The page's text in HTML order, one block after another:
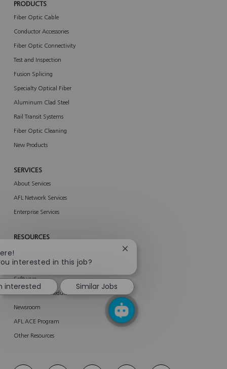
PRODUCTS
Fiber Optic Cable
Conductor Accessories
Fiber Optic Connectivity
Test and Inspection
Fusion Splicing
Specialty Optical Fiber
Aluminum Clad Steel
Rail Transit Systems
Fiber Optic Cleaning
New Products
SERVICES
About Services
AFL Network Services
Enterprise Services
RESOURCES
AFL Portals
Software
Trade Show Schedule
Newsroom
AFL ACE Program
Other Resources
interested in this job?
Close
notification
interested
Similar Jobs